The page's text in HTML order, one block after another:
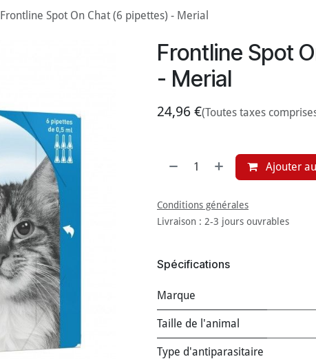
Frontline Spot On Chat (6 pipettes) - Merial
Frontline Spot
- Merial
24,96 €(Toutes taxes
Ajouter
Conditions générales
Livraison : 2-3 jours ouvrables
Spécifications
Marque
Taille de l'animal
Type d'antiparasitaire